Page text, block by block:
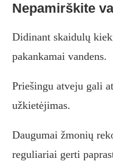
Nepamirškite
Didinant skaidulų
pakankamai vandens.
Priešingu atveju gali
užkietėjimas.
Daugumai žmonių
reguliariai gerti